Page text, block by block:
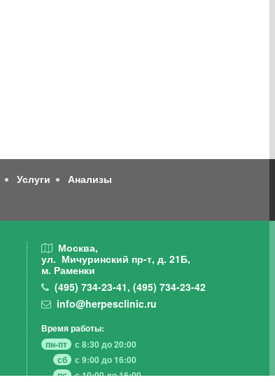
Услуги
Анализы
Москва,
ул. Мичуринский пр-т, д. 21Б,
м. Раменки
(495)734-23-41,(495)734-23-42
info@herpesclinic.ru
Время работы:
пн-пт
с 8:30 до 20:00
сб
с 9:00 до 16:00
вс
с 10:00 до 16:00